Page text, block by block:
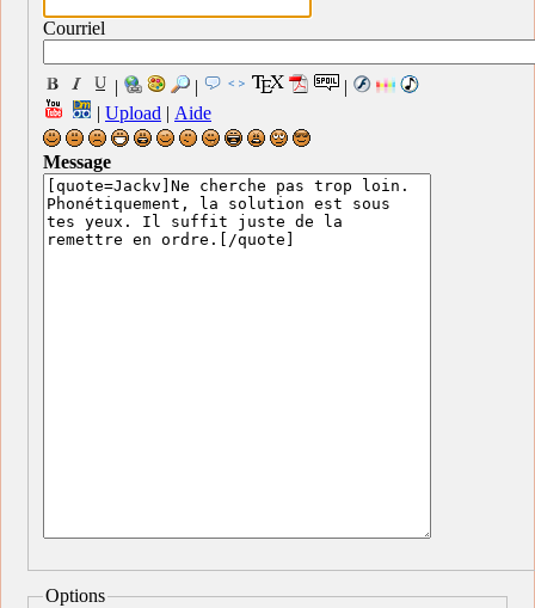
Courriel
| |
|
| Upload | Aide
Message
Options